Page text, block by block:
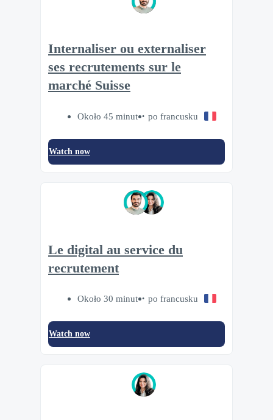
Internaliser ou externaliser
ses recrutements sur le
marché Suisse
Około 45 minut po francusku
Watch now
Le digital au service du
recrutement
Około 30 minut po francusku
Watch now